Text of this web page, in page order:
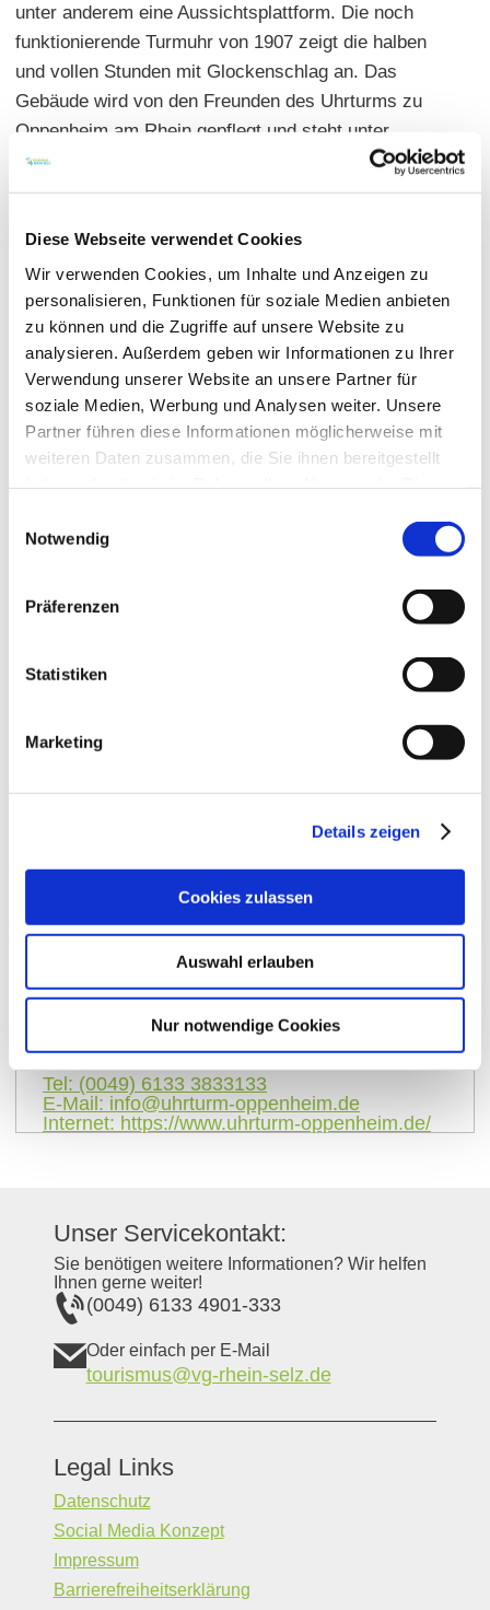
Diese Webseite verwendet Cookies
Wir verwenden Cookies, um Inhalte und Anzeigen zu
personalisieren, Funktionen für soziale Medien anbieten
zu können und die Zugriffe auf unsere Website zu
analysieren. Außerdem geben wir Informationen zu Ihrer
Verwendung unserer Website an unsere Partner für
soziale Medien, Werbung und Analysen weiter. Unsere
Partner führen diese Informationen möglicherweise mit
weiteren Daten zusammen, die Sie ihnen bereitgestellt
Notwendig
Präferenzen
Statistiken
Marketing
Details zeigen
Cookies zulassen
Auswahl erlauben
Nur notwendige Cookies
unter anderem eine Aussichtsplattform. Die noch
funktionierende Turmuhr von 1907 zeigt die halben
und vollen Stunden mit Glockenschlag an. Das
Gebäude wird von den Freunden des Uhrturms zu
Oppenheim am Rhein gepflegt und steht unter
Denkmalschutz.
oppenheim.de.
Weitere Infos & Downloads
Kontaktinformationen:
Freunde des Uhrturms zu Oppenheim am
Rhein
Am Wäldchen 1
55276 Oppenheim
Tel: (0049) 6133 3833133
E-Mail: info@uhrturm-oppenheim.de
Internet: https://www.uhrturm-oppenheim.de/
Unser Servicekontakt:
Sie benötigen weitere Informationen? Wir helfen
Ihnen gerne weiter!
(0049) 6133 4901-333
Oder einfach per E-Mail
tourismus@vg-rhein-selz.de
Legal Links
Datenschutz
Social Media Konzept
Impressum
Barrierefreiheitserklärung